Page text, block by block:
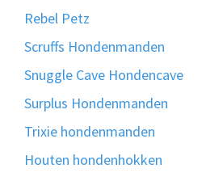
Rebel Petz
Scruffs Hondenmanden
Snuggle Cave Hondencave
Surplus Hondenmanden
Trixie hondenmanden
Houten hondenhokken